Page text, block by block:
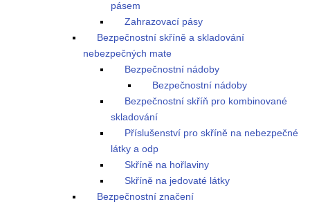
pásem
Zahrazovací pásy
Bezpečnostní skříně a skladování
nebezpečných mate
Bezpečnostní nádoby
Bezpečnostní nádoby
Bezpečnostní skříň pro kombinované
skladování
Příslušenství pro skříně na nebezpečné
látky a odp
Skříně na hořlaviny
Skříně na jedovaté látky
Bezpečnostní značení